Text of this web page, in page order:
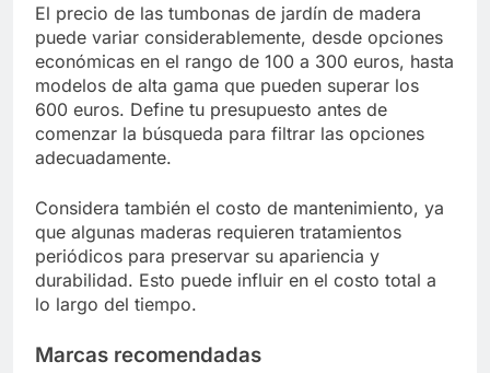
El precio de las tumbonas de jardín de madera
puede variar considerablemente, desde opciones
económicas en el rango de 100 a 300 euros, hasta
modelos de alta gama que pueden superar los
600 euros. Define tu presupuesto antes de
comenzar la búsqueda para filtrar las opciones
adecuadamente.
Considera también el costo de mantenimiento, ya
que algunas maderas requieren tratamientos
periódicos para preservar su apariencia y
durabilidad. Esto puede influir en el costo total a
lo largo del tiempo.
Marcas recomendadas